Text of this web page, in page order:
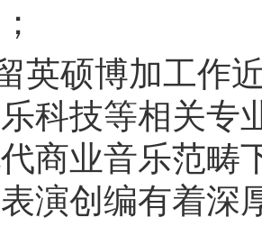
英硕博加工作
科技等相关专
商业音乐范畴
演创编有着深